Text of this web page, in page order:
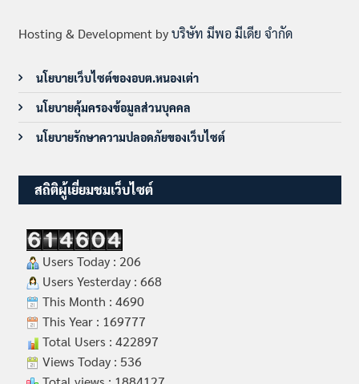
Hosting & Development byบริษัท มีพอ มีเดีย จำกัด
นโยบายเว็บไซต์ของอบต.หนองเต่า
นโยบายคุ้มครองข้อมูลส่วนบุคคล
นโยบายรักษาความปลอดภัยของเว็บไซต์
สถิติผู้เยี่ยมชมเว็บไซต์
Users Today : 206
Users Yesterday : 668
This Month : 4690
This Year : 169777
Total Users : 422897
Views Today : 536